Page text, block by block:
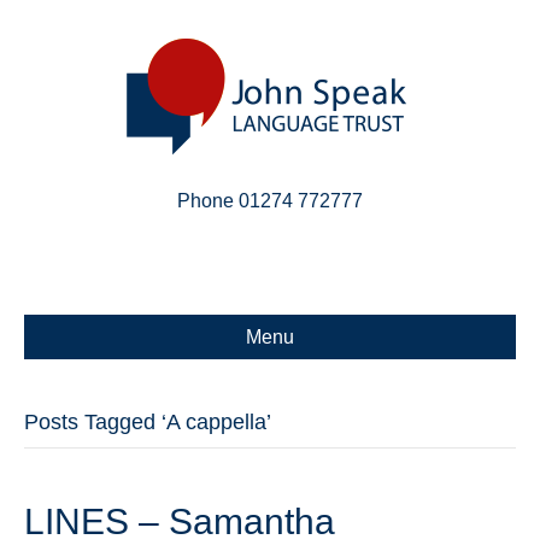
Phone 01274 772777
Menu
Posts Tagged ‘A cappella’
LINES – Samantha